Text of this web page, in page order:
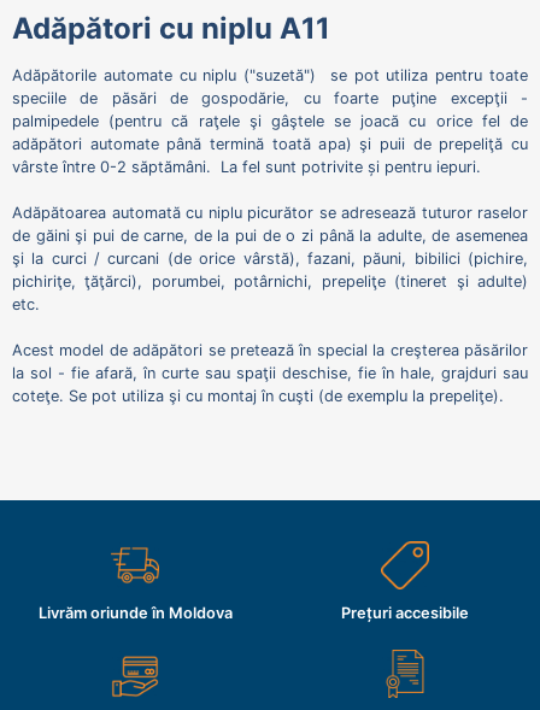
Adăpători cu niplu A11
Adăpătorile automate cu niplu ("suzetă") se pot utiliza pentru toate
speciile de păsări de gospodărie, cu foarte puţine excepţii -
palmipedele (pentru că raţele şi gâştele se joacă cu orice fel de
adăpători automate până termină toată apa) şi puii de prepeliţă cu
vârste între 0-2 săptămâni. La fel sunt potrivite și pentru iepuri.
Adăpătoarea automată cu niplu picurător se adresează tuturor raselor
de găini şi pui de carne, de la pui de o zi până la adulte, de asemenea
şi la curci / curcani (de orice vârstă), fazani, păuni, bibilici (pichire,
pichiriţe, ţăţărci), porumbei, potârnichi, prepeliţe (tineret şi adulte)
etc.
Acest model de adăpători se pretează în special la creşterea păsărilor
la sol - fie afară, în curte sau spaţii deschise, fie în hale, grajduri sau
coteţe. Se pot utiliza şi cu montaj în cuşti (de exemplu la prepeliţe).
Livrăm oriunde în Moldova Prețuri accesibile